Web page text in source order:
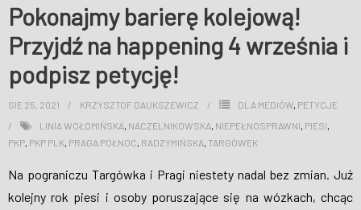
Pokonajmy barierę kolejową!
Przyjdź na happening 4 września i
podpisz petycję!
SIE 25, 2021 KRZYSZTOF DAUKSZEWICZ DLA MEDIÓW PETYCJE
LINIA WOŁOMIŃSKA NACZELNIKOWSKA NIEPEŁNOSPRAWNI PIESI
PKP PKP PLK PRAGA PÓŁNOC RADZYMIŃSKA TARGÓWEK
Na pograniczu Targówka i Pragi niestety nadal bez zmian. Już
kolejny rok piesi i osoby poruszające się na wózkach, chcąc